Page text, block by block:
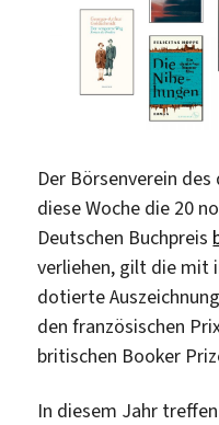
Der Börsenverein
diese Woche die 20
Deutschen Buchpreis
verliehen, gilt die mit
dotierte
den französischen
britischen Booker
In diesem Jahr